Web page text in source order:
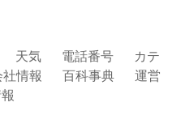
天気 電話番号
カテ
社情報 百科事典
運営